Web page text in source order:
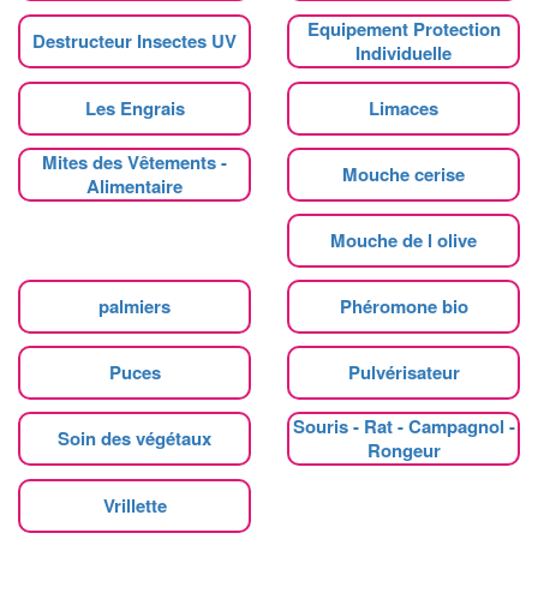
Destructeur Insectes UV
Equipement Protection
Individuelle
Les Engrais Limaces
Mites des Vêtements -
Alimentaire
Mouche cerise
Mouche de l olive
palmiers Phéromone bio
Puces Pulvérisateur
Soin des végétaux
Souris - Rat - Campagnol -
Rongeur
Vrillette